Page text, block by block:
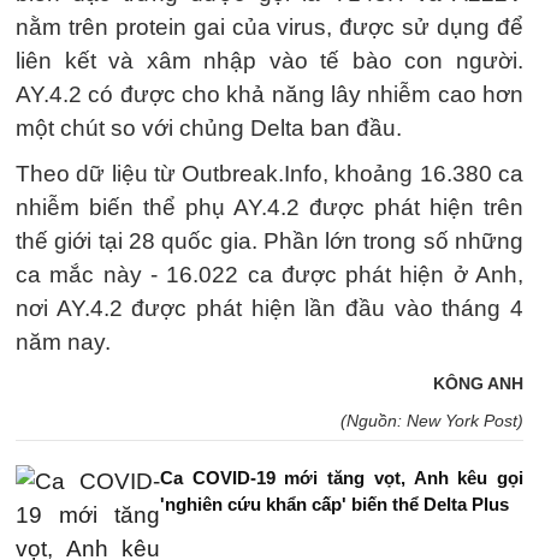
nằm trên protein gai của virus, được sử dụng để
liên kết và xâm nhập vào tế bào con người.
AY.4.2 có được cho khả năng lây nhiễm cao hơn
một chút so với chủng Delta ban đầu.
Theo dữ liệu từ Outbreak.Info, khoảng 16.380 ca
nhiễm biến thể phụ AY.4.2 được phát hiện trên
thế giới tại 28 quốc gia. Phần lớn trong số những
ca mắc này - 16.022 ca được phát hiện ở Anh,
nơi AY.4.2 được phát hiện lần đầu vào tháng 4
năm nay.
KÔNG ANH
(Nguồn: New York Post)
Ca COVID-19 mới tăng vọt, Anh kêu gọi
'nghiên cứu khẩn cấp' biến thể Delta Plus